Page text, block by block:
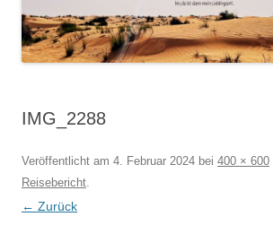
IMG_2288
Veröffentlicht am 4. Februar 2024 bei 400 × 600
Reisebericht.
← Zurück